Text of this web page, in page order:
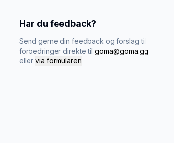
Har du feedback?
Send gerne din feedback og forslag til
forbedringer direkte til goma@goma.gg
eller via formularen